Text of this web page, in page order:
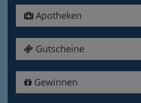
Apotheken
Gutscheine
Gewinnen